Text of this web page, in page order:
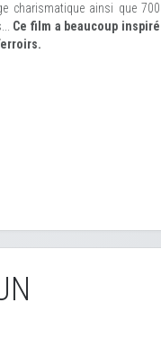
charismatique ainsi que 700
Ce film a beaucoup inspiré